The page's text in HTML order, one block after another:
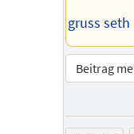
gruss seth
Beitrag